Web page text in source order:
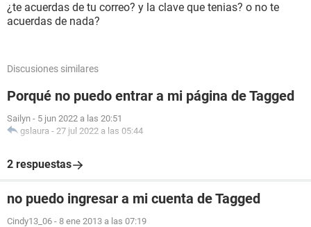
¿te acuerdas de tu correo? y la clave que tenias? o no te
acuerdas de nada?
Discusiones similares
Porqué no puedo entrar a mi página de Tagged
Sailyn - 5 jun 2022 a las 20:51
gslaura - 27 jul 2022 a las 05:44
2 respuestas
no puedo ingresar a mi cuenta de Tagged
Cindy13_06 - 8 ene 2013 a las 07:19